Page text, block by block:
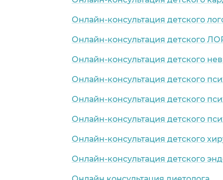
Онлайн-консультация детского
Онлайн-консультация детского
Онлайн-консультация детского
Онлайн-консультация детского
Онлайн-консультация детского
Онлайн-консультация детского
Онлайн-консультация детского
Онлайн-консультация детского